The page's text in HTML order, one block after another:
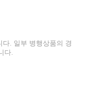
. 일부 병행상품의 경
다.